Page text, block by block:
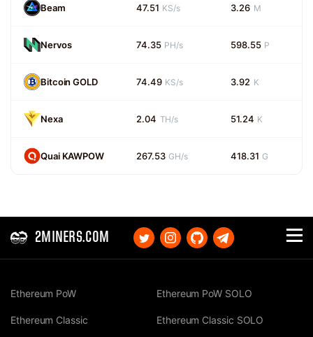
Beam 47.51 KS/s 3.26 M
Nervos 74.35 PH/s 598.55 P
Bitcoin GOLD 74.49 KS/s 3.92 K
Nexa 2.04 TH/s 51.24 K
Quai KAWPOW 267.53 GH/s 418.31 G
2MINERS.COM
Ethereum PoW
Ethereum Classic
Ethereum PoW SOLO
Ethereum Classic SOLO